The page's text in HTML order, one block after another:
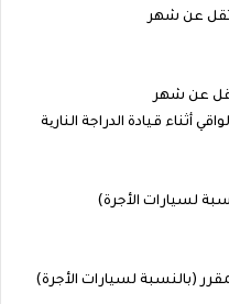
تقل عن شهر
عن شهر
أثناء قيادة الدراجة الناریة
لسيارات الأجرة)
(بالنسبة لسيارات الأجرة)